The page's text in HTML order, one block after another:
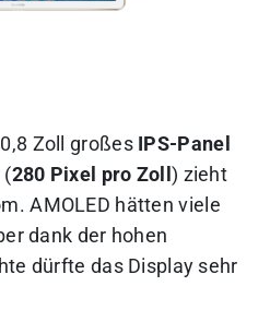
Zoll großes IPS-Panel
(280 Pixel pro Zoll ) zieht
AMOLED hätten viele
dank der hohen
dürfte das Display sehr